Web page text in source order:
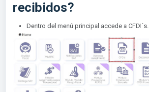
recibidos?
Dentro del menú principal accede a CFDI´s.